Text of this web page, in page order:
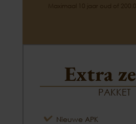
Maximaal 10 jaar oud of
Extra
PAKKET
Nieuwe APK